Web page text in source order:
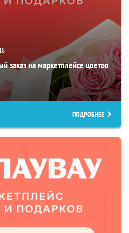
заказ на маркетплейсе цветов
ПОДРОБНЕЕ